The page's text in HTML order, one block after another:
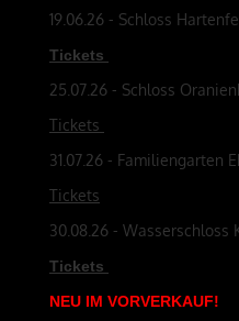
19.06.26 - Schloss
Tickets
25.07.26 - Schloss
Tickets
31.07.26 - Familiengarten
Tickets
30.08.26 - Wasserschloss
Tickets
NEU IM VORVERKAUF!